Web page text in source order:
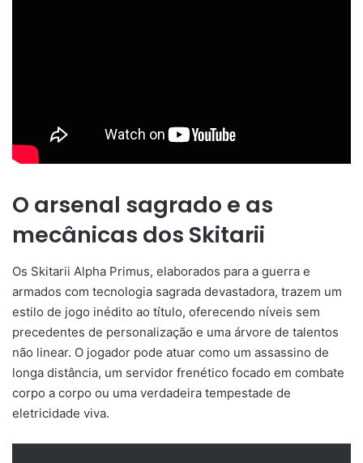
O arsenal sagrado e as
mecânicas dos Skitarii
Os Skitarii Alpha Primus, elaborados para a guerra e
armados com tecnologia sagrada devastadora, trazem um
estilo de jogo inédito ao título, oferecendo níveis sem
precedentes de personalização e uma árvore de talentos
não linear. O jogador pode atuar como um assassino de
longa distância, um servidor frenético focado em combate
corpo a corpo ou uma verdadeira tempestade de
eletricidade viva.